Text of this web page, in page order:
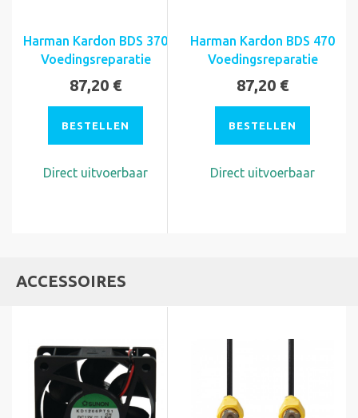
Harman Kardon BDS 370
Voedingsreparatie
87,20 €
BESTELLEN
Direct uitvoerbaar
Harman Kardon BDS 470
Voedingsreparatie
87,20 €
BESTELLEN
Direct uitvoerbaar
ACCESSOIRES